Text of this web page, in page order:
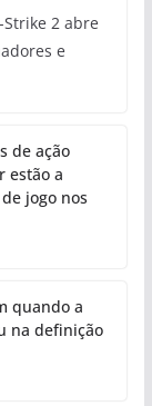
2 abre
e
de ação
estão a
jogo nos
quando a
na definição